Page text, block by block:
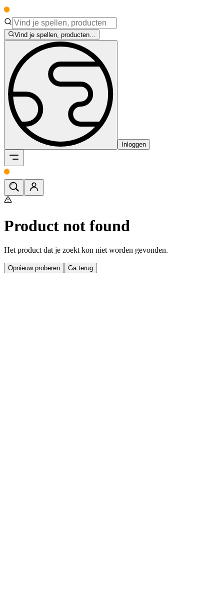
Vind je spellen, producten...
Inloggen
Product not found
Het product dat je zoekt kon niet worden gevonden.
Opnieuw proberen Ga terug